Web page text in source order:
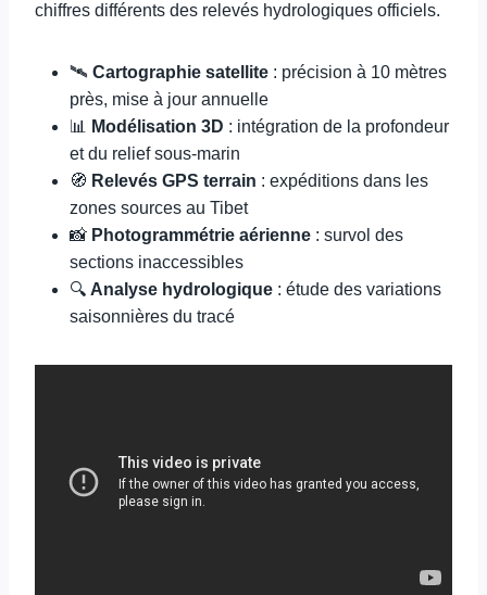
chiffres différents des relevés hydrologiques officiels.
🛰️ Cartographie satellite : précision à 10 mètres
près, mise à jour annuelle
📊
Modélisation 3D : intégration de la profondeur
et du relief sous-marin
🧭 Relevés GPS terrain : expéditions dans les
zones sources au Tibet
📸 Photogrammétrie aérienne : survol des
sections inaccessibles
🔍 Analyse hydrologique : étude des variations
saisonnières du tracé